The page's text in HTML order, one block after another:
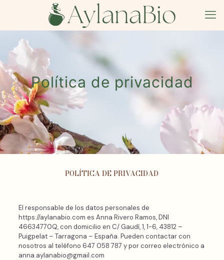
Política de privacidad
POLÍTICA DE PRIVACIDAD
El responsable de los datos personales de
https://aylanabio.com es Anna Rivero Ramos, DNI
46634770Q, con domicilio en C/ Gaudí, 1, 1-6, 43812 –
Puigpelat – Tarragona – España. Pueden contactar con
nosotros al teléfono 647 058 787 y por correo electrónico a
anna.aylanabio@gmail.com